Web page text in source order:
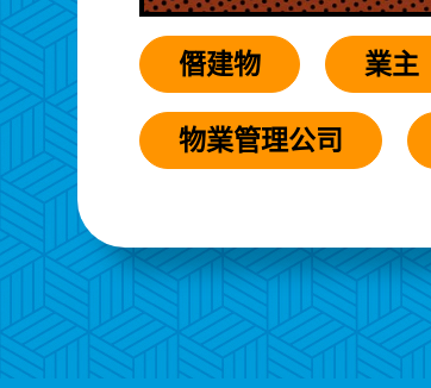
僭建物 業主
物業管理公司